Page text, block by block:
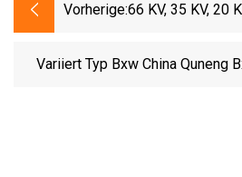
Vorherige:66 KV, 35 KV, 20
Mobiles
Modulare
Variiert Typ Bxw China Quneng